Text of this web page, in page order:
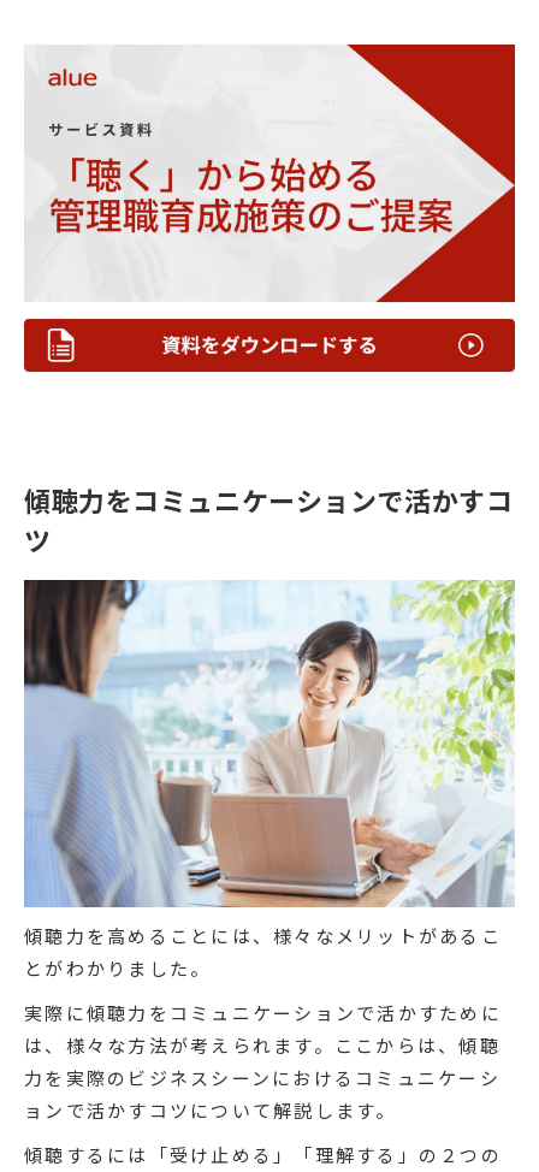
傾聴力をコミュニケーションで活かすコ
ツ
傾聴力を高めることには、様々なメリットがあるこ
とがわかりました。
実際に傾聴力をコミュニケーションで活かすために
は、様々な方法が考えられます。ここからは、傾聴
力を実際のビジネスシーンにおけるコミュニケーシ
ョンで活かすコツについて解説します。
傾聴するには「受け止める」「理解する」の２つの